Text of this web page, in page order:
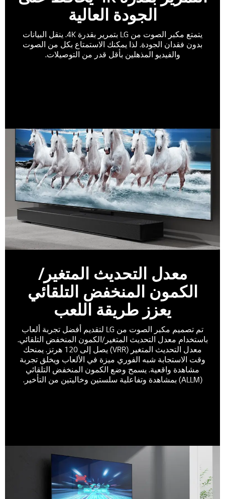
الجودة العالية
يتمتع مكبر الصوت من LG بتمرير بقدرة 4K. ينقل البيانات
بدون فقدان الجودة. لذا يمكنك الاستمتاع بكل من الصوت
والفيديو المذهلين بأقل قدر من التوصيلات.
معدل التحديث المتغير/
الكمون المنخفض التلقائي
يعزز طريقة اللعب
تم تصميم مكبر الصوت من LG لتقديم أفضل تجربة ألعاب
باستخدام معدل التحديث المتغير/الكمون المنخفض التلقائي.
معدل التحديث المتغير (VRR) يصل إلى 120 هرتز. يمنحك
وقت الاستجابة شبه الفوري ميزة في الألعاب ويخلق تجربة
مشاهدة واقعية. يسمح وضع الكمون المنخفض التلقائي
(ALLM) بمشاهدة وتفاعلية سلستين وخاليتين من التأخير.